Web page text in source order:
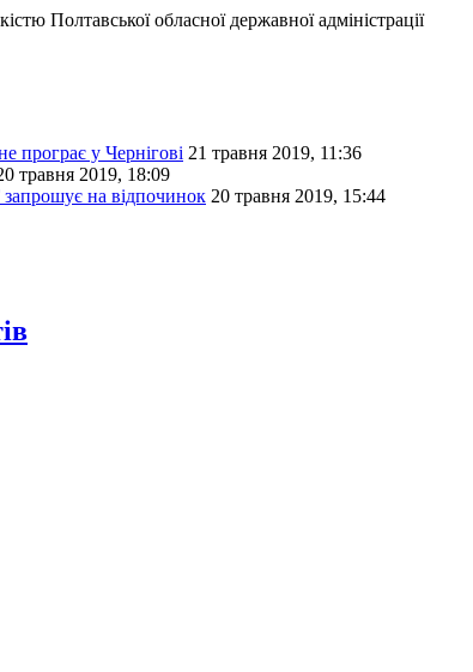
Полтавської обласної державної адміністрації
програє у Чернігові 21 травня 2019, 11:36
травня 2019, 18:09
на відпочинок 20 травня 2019, 15:44